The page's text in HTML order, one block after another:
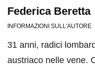
Federica Beretta
INFORMAZIONI SULL'AUTORE
31 anni, radici
austriaco nelle vene.